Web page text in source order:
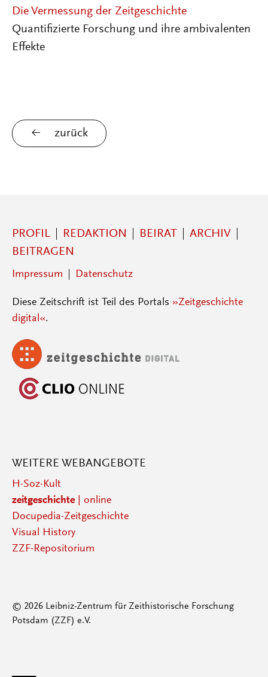
Die Vermessung der Zeitgeschichte
Quantifizierte Forschung und ihre ambivalenten
Effekte
zurück
PROFIL REDAKTION BEIRAT
ARCHIV
BEITRAGEN
Impressum Datenschutz
Diese Zeitschrift ist Teil des Portals »Zeitgeschichte
digital«.
WEITERE WEBANGEBOTE
H-Soz-Kult
zeitgeschichte| online
Docupedia-Zeitgeschichte
Visual History
ZZF-Repositorium
© 2026 Leibniz-Zentrum für Zeithistorische Forschung
Potsdam (ZZF) e.V.